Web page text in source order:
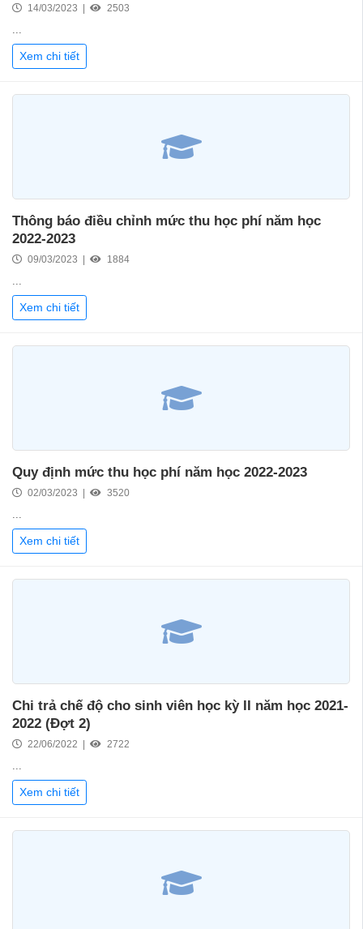
14/03/2023 | 2503
...
Xem chi tiết
Thông báo điều chỉnh mức thu học phí năm học
2022-2023
09/03/2023 | 1884
...
Xem chi tiết
Quy định mức thu học phí năm học 2022-2023
02/03/2023 | 3520
...
Xem chi tiết
Chi trả chế độ cho sinh viên học kỳ II năm học 2021-
2022 (Đợt 2)
22/06/2022 | 2722
...
Xem chi tiết